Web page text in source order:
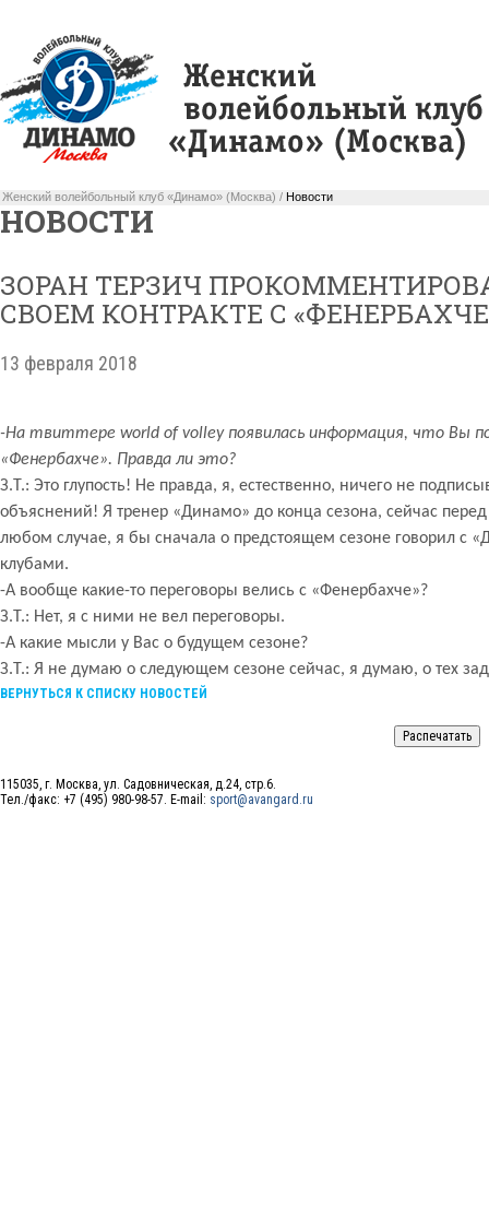
Женский волейбольный клуб «Динамо» (Москва) / Новости
НОВОСТИ
ЗОРАН ТЕРЗИЧ
СВОЕМ КОНТРАКТЕ С
13 февраля 2018
-На твиттере world of volley появилась информация, что Вы
«Фенербахче». Правда ли это?
З.Т.: Это глупость! Не правда, я, естественно, ничего не
объяснений! Я тренер «Динамо» до конца сезона, сейчас
любом случае, я бы сначала о предстоящем сезоне говорил с
клубами.
-А вообще какие-то переговоры велись с «Фенербахче»?
З.Т.: Нет, я с ними не вел переговоры.
-А какие мысли у Вас о будущем сезоне?
З.Т.: Я не думаю о следующем сезоне сейчас, я думаю, о тех
ВЕРНУТЬСЯ К СПИСКУ НОВОСТЕЙ
115035, г. Москва, ул. Садовническая, д.24, стр.6.
Тел./факс: +7 (495) 980-98-57. E-mail: sport@avangard.ru